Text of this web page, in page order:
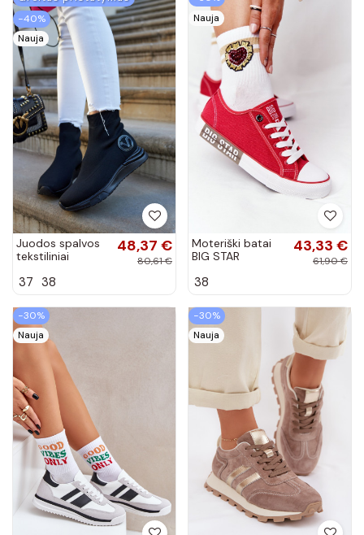
−40%
Nauja
Juodos spalvos
tekstiliniai
Runaway
48,37 €
80,61 €
37 38
Nauja
Moteriški batai
BIG STAR
raudonos
43,33 €
61,90 €
38
−30%
Nauja
−30%
Nauja